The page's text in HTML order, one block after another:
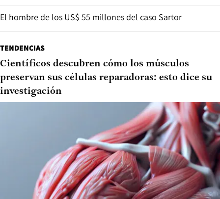
El hombre de los US$ 55 millones del caso Sartor
TENDENCIAS
Científicos descubren cómo los músculos
preservan sus células reparadoras: esto dice su
investigación